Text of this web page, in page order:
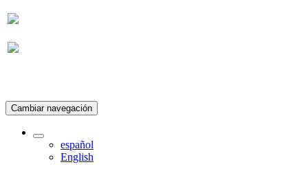
Cambiar navegación
español
English